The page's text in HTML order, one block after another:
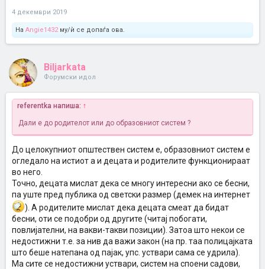
4 декември 2019
На Angie1432му/ѝ се допаѓа ова.
Biljarkata
Форумски идол
referentka напиша: ↑
Дали е до родителот или до образовниот систем ?
До целокупниот општествен систем е, образовниот систем е
огледало на истиот а и децата и родителите функционираат
во него.
Точно, децата мислат дека се многу интересни ако се бесни,
па уште пред публика од светски размер (демек на интернет
). А родителите мислат дека децата смеат да бидат
бесни, оти се подобри од другите (читај побогати,
повлијателни, на вакви-такви позиции). Затоа што некои се
недостижни т.е. за нив да важи закон (на пр. таа полицајката
што беше натепана од пајак, упс. уствари сама се удрила).
Ма сите се недостижни уствари, систем на споени садови,